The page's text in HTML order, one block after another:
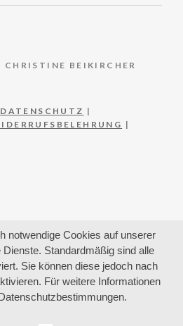
BEIKIRCHER
DATENSCHUTZ |
|
notwendige Cookies auf unserer
Standardmäßig sind alle
Sie können diese jedoch nach
Für weitere Informationen